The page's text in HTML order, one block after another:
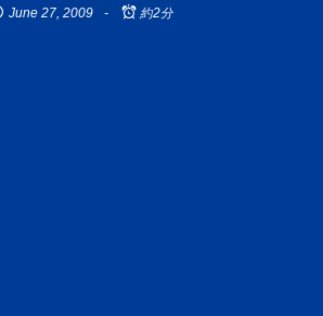
June 27, 2009 約2分